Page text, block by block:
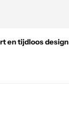
en tijdloos design